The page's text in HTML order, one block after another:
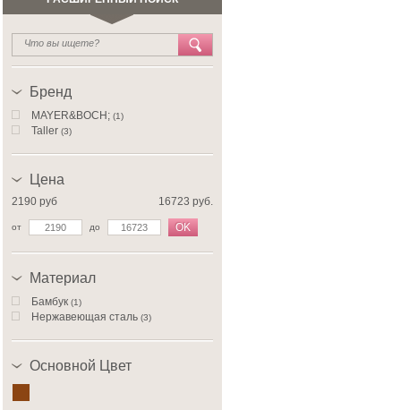
Бренд
MAYER&BOCH; (1)
Taller (3)
Цена
2190 руб 16723 руб.
от до OK
Материал
Бамбук (1)
Нержавеющая сталь (3)
Основной Цвет